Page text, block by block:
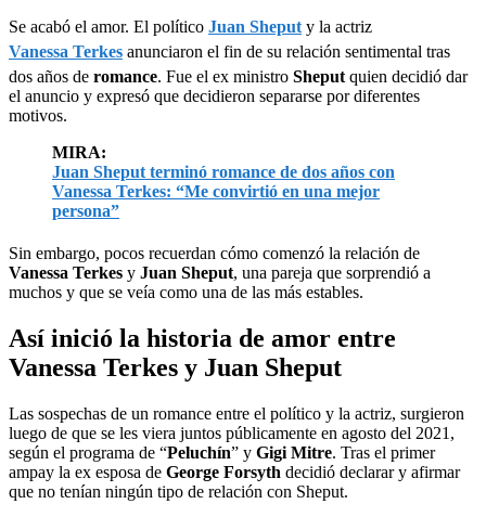
Se acabó el amor. El político Juan Sheput y la actriz
Vanessa Terkes anunciaron el fin de su relación sentimental tras
dos años de romance. Fue el ex ministro Sheput quien decidió dar
el anuncio y expresó que decidieron separarse por diferentes
motivos.
MIRA:
Juan Sheput terminó romance de dos años con
Vanessa Terkes: “Me convirtió en una mejor
persona”
Sin embargo, pocos recuerdan cómo comenzó la relación de
Vanessa Terkes y Juan Sheput, una pareja que sorprendió a
muchos y que se veía como una de las más estables.
Así inició la historia de amor entre
Vanessa Terkes y Juan Sheput
Las sospechas de un romance entre el político y la actriz, surgieron
luego de que se les viera juntos públicamente en agosto del 2021,
según el programa de “Peluchín” y Gigi Mitre. Tras el primer
ampay la ex esposa de George Forsyth decidió declarar y afirmar
que no tenían ningún tipo de relación con Sheput.